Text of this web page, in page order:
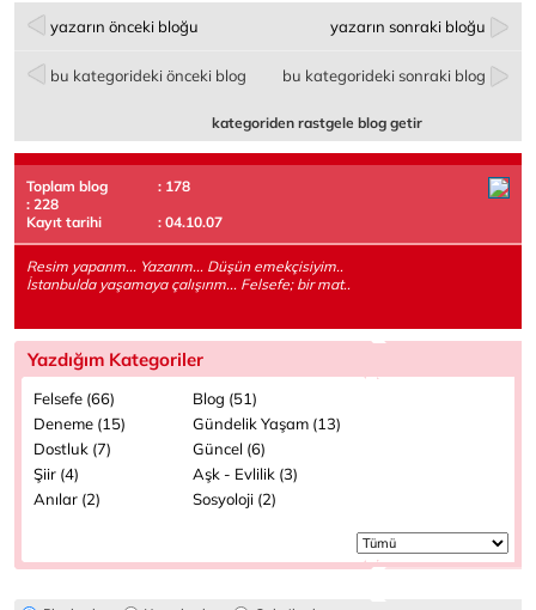
yazarın önceki bloğu yazarın sonraki bloğu
bu kategorideki önceki blog bu kategorideki sonraki blog
kategoriden rastgele blog getir
Toplam blog
: 178
: 228
Kayıt tarihi
: 04.10.07
Resim yaparım... Yazarım... Düşün emekçisiyim..
İstanbulda yaşamaya çalışırım... Felsefe; bir mat..
Yazdığım Kategoriler
Felsefe (66)
Blog (51)
Deneme (15)
Gündelik Yaşam (13)
Dostluk (7)
Güncel (6)
Şiir (4)
Aşk - Evlilik (3)
Anılar (2)
Sosyoloji (2)